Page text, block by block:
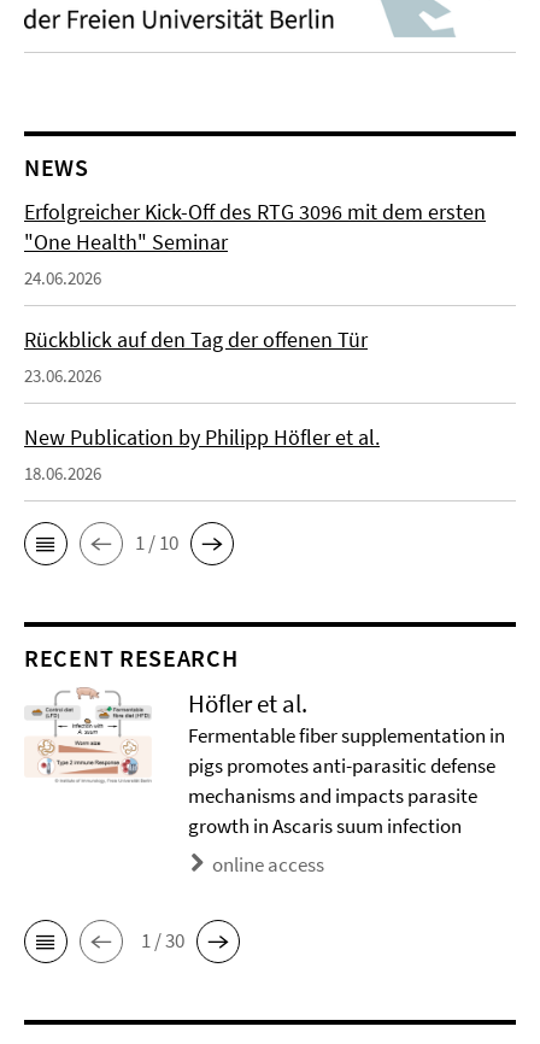
NEWS
Erfolgreicher Kick-Off des RTG 3096 mit dem ersten
"One Health" Seminar
24.06.2026
Rückblick auf den Tag der offenen Tür
23.06.2026
New Publication by Philipp Höfler et al.
18.06.2026
1 / 10
RECENT RESEARCH
Höfler et al.
Fermentable fiber supplementation in
pigs promotes anti-parasitic defense
mechanisms and impacts parasite
growth in Ascaris suum infection
online access
1 / 30